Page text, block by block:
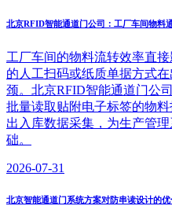
北京RFID智能通道门公司：工厂车间物料
工厂车间的物料流转效率直
的人工扫码或纸质单据方式
颈。北京RFID智能通道门公
批量读取贴附电子标签的物
出入库数据采集，为生产管
础。
2026-07-31
北京智能通道门系统方案对防串读设计的优